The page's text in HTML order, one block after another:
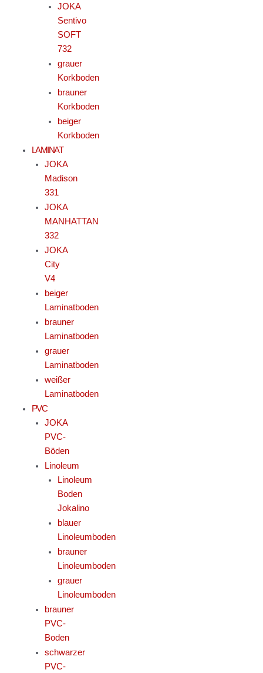
JOKA
Sentivo
SOFT
732
grauer
Korkboden
brauner
Korkboden
beiger
Korkboden
LAMINAT
JOKA
Madison
331
JOKA
MANHATTAN
332
JOKA
City
V4
beiger
Laminatboden
brauner
Laminatboden
grauer
Laminatboden
weißer
Laminatboden
PVC
JOKA
PVC-
Böden
Linoleum
Linoleum
Boden
Jokalino
blauer
Linoleumboden
brauner
Linoleumboden
grauer
Linoleumboden
brauner
PVC-
Boden
schwarzer
PVC-